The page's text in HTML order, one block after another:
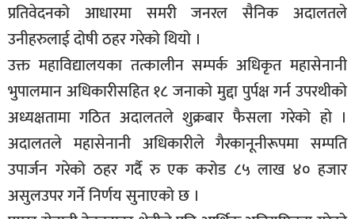
प्रतिवेदनको आधारमा समरी जनरल सैनिक अदालतले
उनीहरुलाई दोषी ठहर गरेको थियो ।
उक्त महाविद्यालयका तत्कालीन सम्पर्क अधिकृत महासेनानी
भुपालमान अधिकारीसहित १८ जनाको मुद्दा पुर्पक्ष गर्न उपरथीको
अध्यक्षतामा गठित अदालतले शुक्रबार फैसला गरेको हो ।
अदालतले महासेनानी अधिकारीले गैरकानूनीरूपमा सम्पति
उपार्जन गरेको ठहर गर्दै रु एक करोड ८५ लाख ४० हजार
असुलउपर गर्ने निर्णय सुनाएको छ ।